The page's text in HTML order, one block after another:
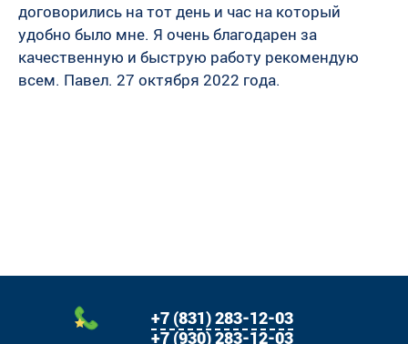
договорились на тот день и час на который
удобно было мне. Я очень благодарен за
качественную и быструю работу рекомендую
всем. Павел. 27 октября 2022 года.
+7 (831) 283-12-03
+7 (930) 283-12-03